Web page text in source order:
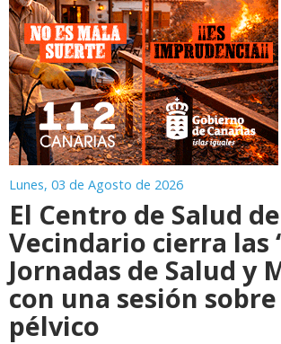
Lunes, 03 de Agosto de 2026
El Centro de Salud de
Vecindario cierra las
Jornadas de Salud y
con una sesión
pélvico